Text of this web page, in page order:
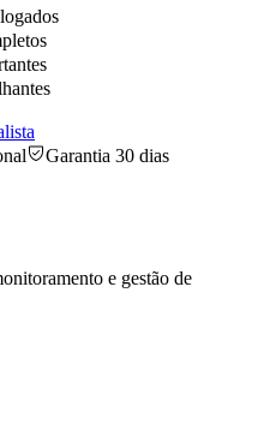
Garantia 30 dias
e gestão de